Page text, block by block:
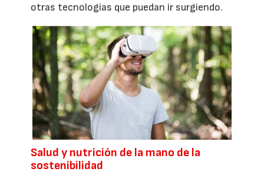
otras tecnologías que puedan ir surgiendo.
Salud y nutrición de la mano de la
sostenibilidad